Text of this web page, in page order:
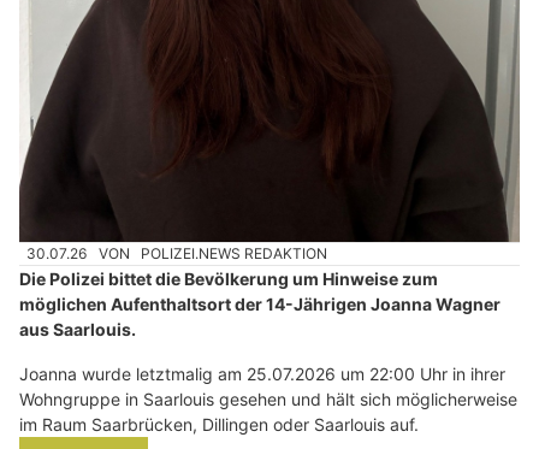
30.07.26 VON POLIZEI.NEWS REDAKTION
Die Polizei bittet die Bevölkerung um Hinweise zum
möglichen Aufenthaltsort der 14-Jährigen Joanna Wagner
aus Saarlouis.
Joanna wurde letztmalig am 25.07.2026 um 22:00 Uhr in ihrer
Wohngruppe in Saarlouis gesehen und hält sich möglicherweise
im Raum Saarbrücken, Dillingen oder Saarlouis auf.